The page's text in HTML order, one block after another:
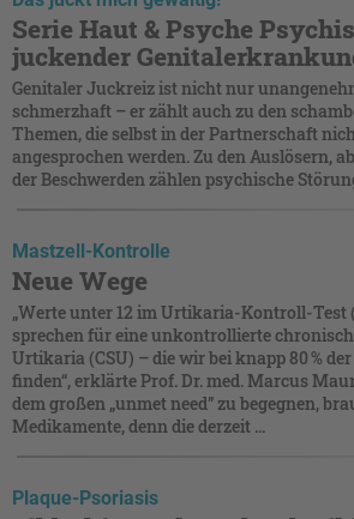
Serie Haut & Psyche
juckender
Genitaler Juckreiz ist nicht nur
schmerzhaft – er zählt auch zu den
Themen, die selbst in der Partnerschaft
angesprochen werden. Zu den Auslösern,
der Beschwerden zählen psychische
Mastzell-Kontrolle
Neue Wege
„Werte unter 12 im Urtikaria-Kontroll-Test
sprechen für eine unkontrollierte
Urtikaria (CSU) – die wir bei knapp 80 %
finden“, erklärte Prof. Dr. med. Marcus
dem großen „unmet need” zu begegnen,
Medikamente, denn die derzeit ...
Plaque-Psoriasis